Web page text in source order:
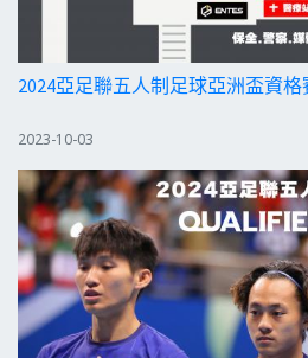
2024亞足聯五人制足球亞洲盃資格
2023-10-03